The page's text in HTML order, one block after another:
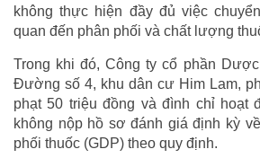
không thực hiện đầy đủ việc
quan đến phân phối và chất lượng
Trong khi đó, Công ty cổ phần
Đường số 4, khu dân cư Him Lam,
phạt 50 triệu đồng và đình chỉ hoạt
không nộp hồ sơ đánh giá định kỳ
phối thuốc (GDP) theo quy định.